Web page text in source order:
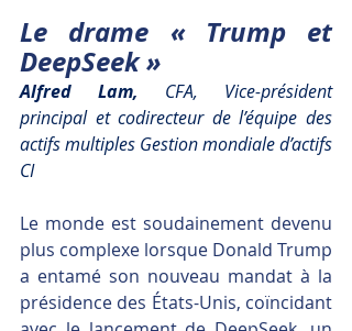
Le drame « Trump et
DeepSeek »
Alfred Lam, CFA, Vice-président
principal et codirecteur de l’équipe des
actifs multiples Gestion mondiale d’actifs
CI
Le monde est soudainement devenu
plus complexe lorsque Donald Trump
a entamé son nouveau mandat à la
présidence des États-Unis, coïncidant